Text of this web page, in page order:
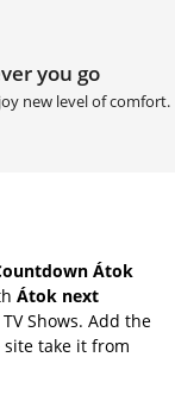
you go
new level of comfort.
Átok
Átok next
Shows. Add the
take it from